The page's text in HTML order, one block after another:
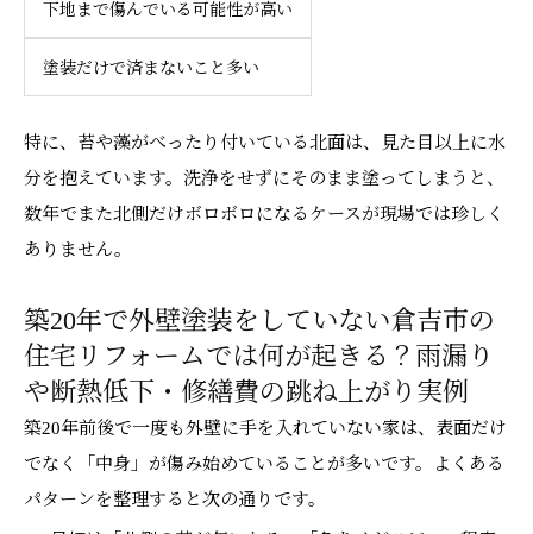
下地まで傷んでいる可能性が高い
塗装だけで済まないこと多い
特に、苔や藻がべったり付いている北面は、見た目以上に水
分を抱えています。洗浄をせずにそのまま塗ってしまうと、
数年でまた北側だけボロボロになるケースが現場では珍しく
ありません。
築20年で外壁塗装をしていない倉吉市の
住宅リフォームでは何が起きる？雨漏り
や断熱低下・修繕費の跳ね上がり実例
築20年前後で一度も外壁に手を入れていない家は、表面だけ
でなく「中身」が傷み始めていることが多いです。よくある
パターンを整理すると次の通りです。